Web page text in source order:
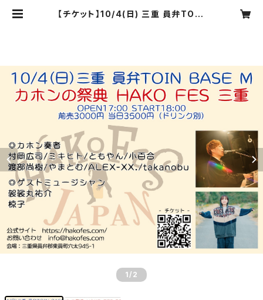
【チケット】10/4(日) 三重 員弁TOIN
1 /2